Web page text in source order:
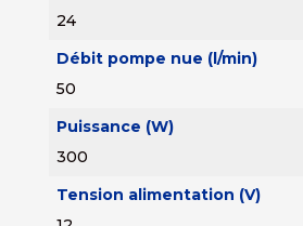
24
Débit pompe nue (l/min)
50
Puissance (W)
300
Tension alimentation (V)